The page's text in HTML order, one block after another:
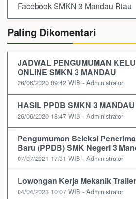
Facebook SMKN 3 Mandau Riau
Paling Dikomentari
JADWAL PENGUMUMAN
ONLINE SMKN 3 MANDAU
26/06/2020 09:42 WIB - Administrator
HASIL PPDB SMKN 3 MANDAU
26/06/2020 18:47 WIB - Administrator
Pengumuman Seleksi
Baru (PPDB) SMK Negeri 3
07/07/2021 17:31 WIB - Administrator
Lowongan Kerja Mekanik Trailer
04/04/2023 10:07 WIB - Administrator